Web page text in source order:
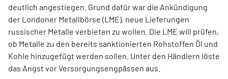
deutlich angestiegen. Grund dafür war die Ankündigung
der Londoner Metallbörse (LME), neue Lieferungen
russischer Metalle verbieten zu wollen. Die LME will prüfen,
ob Metalle zu den bereits sanktionierten Rohstoffen Öl und
Kohle hinzugefügt werden sollen. Unter den Händlern löste
das Angst vor Versorgungsengpässen aus.